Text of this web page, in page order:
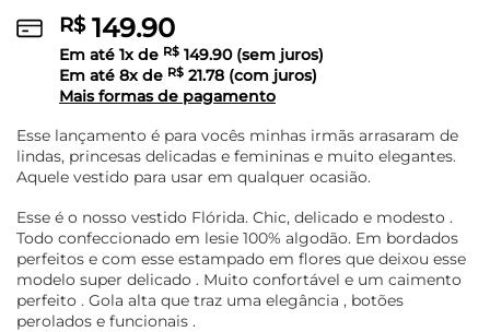
R$149.90
Em até 1x de R$ 149.90(sem juros)
Em até 8x de R$ 21.78 (com juros)
Mais formas de pagamento
Esse lançamento é para vocês minhas irmãs arrasaram de
lindas, princesas delicadas e femininas e muito elegantes.
Aquele vestido para usar em qualquer ocasião.
Esse é o nosso vestido Flórida. Chic, delicado e modesto .
Todo confeccionado em lesie 100% algodão. Em bordados
perfeitos e com esse estampado em flores que deixou esse
modelo super delicado . Muito confortável e um caimento
perfeito . Gola alta que traz uma elegância , botões
perolados e funcionais .